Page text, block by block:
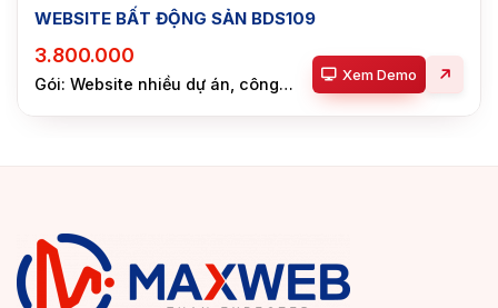
WEBSITE BẤT ĐỘNG SẢN BDS109
3.800.000
Gói: Website nhiều dự án, công
Xem Demo